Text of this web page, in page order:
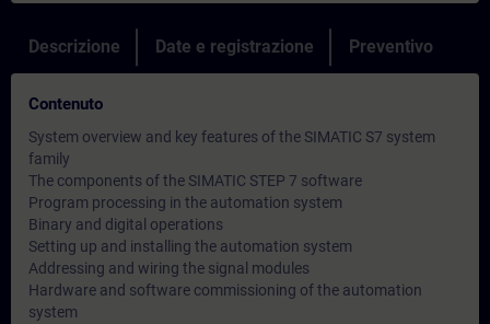
Descrizione Date e registrazione Preventivo
Contenuto
System overview and key features of the SIMATIC S7 system
family
The components of the SIMATIC STEP 7 software
Program processing in the automation system
Binary and digital operations
Setting up and installing the automation system
Addressing and wiring the signal modules
Hardware and software commissioning of the automation
system